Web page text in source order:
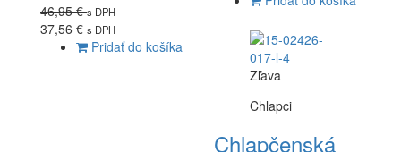
46,95 €s DPH
37,56 € s DPH
Pridať do košíka
Zľava
Chlapci
Chlapčenská